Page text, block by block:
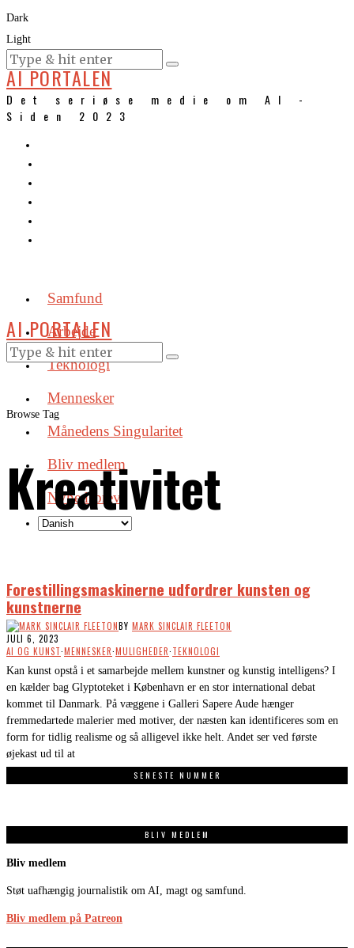
Dark
Light
KURSER
AI PORTALEN
Det seriøse medie om AI -
Siden 2023
Samfund
Arbejde
Teknologi
Mennesker
Månedens Singularitet
Bliv medlem
Nyhedsbrev
AI PORTALEN
Browse Tag
Kreativitet
Forestillingsmaskinerne udfordrer kunsten og
kunstnerne
BY MARK SINCLAIR FLEETON
JULI 6, 2023
AI OG KUNST·MENNESKER·MULIGHEDER·TEKNOLOGI
Kan kunst opstå i et samarbejde mellem kunstner og kunstig intelligens? I
en kælder bag Glyptoteket i København er en stor international debat
kommet til Danmark. På væggene i Galleri Sapere Aude hænger
fremmedartede malerier med motiver, der næsten kan identificeres som en
form for tidlig realisme og så alligevel ikke helt. Andet ser ved første
øjekast ud til at
SENESTE NUMMER
BLIV MEDLEM
Bliv medlem
Støt uafhængig journalistik om AI, magt og samfund.
Bliv medlem på Patreon